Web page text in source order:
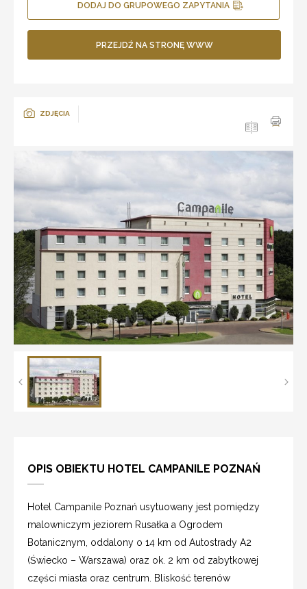
DODAJ DO GRUPOWEGO ZAPYTANIA
PRZEJDŹ NA STRONĘ WWW
ZDJĘCIA
OPIS OBIEKTU HOTEL CAMPANILE POZNAŃ
Hotel Campanile Poznań usytuowany jest pomiędzy
malowniczym jeziorem Rusałka a Ogrodem
Botanicznym, oddalony o 14 km od Autostrady A2
(Świecko – Warszawa) oraz ok. 2 km od zabytkowej
części miasta oraz centrum. Bliskość terenów